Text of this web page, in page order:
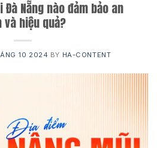
Nẵng nào đảm bảo an
và hiệu quả?
10 2024 BY HA-CONTENT